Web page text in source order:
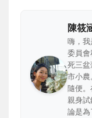
陳筱
嗨，
委員
死三
市小
隨便
親身
論是